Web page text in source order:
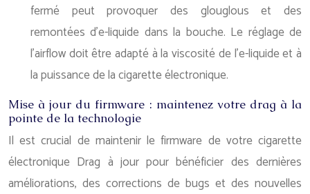
fermé peut provoquer des glouglous et des
remontées d’e-liquide dans la bouche. Le réglage de
l’airflow doit être adapté à la viscosité de l’e-liquide et à
la puissance de la cigarette électronique.
Mise à jour du firmware : maintenez votre drag à la
pointe de la technologie
Il est crucial de maintenir le firmware de votre cigarette
électronique Drag à jour pour bénéficier des dernières
améliorations, des corrections de bugs et des nouvelles